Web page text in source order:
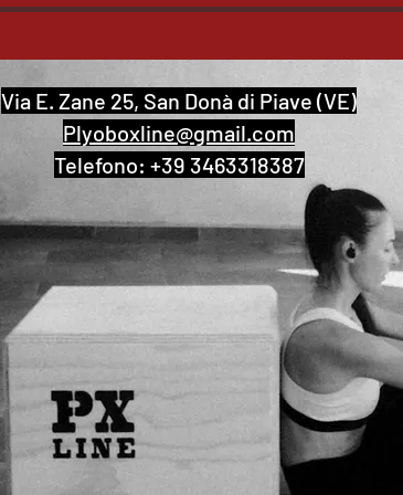
Via E. Zane 25, San Donà di Piave (VE)
Plyoboxline@gmail.com
Telefono: +39 3463318387